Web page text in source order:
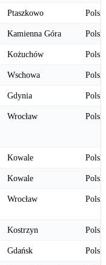
Ptaszkowo
Kamienna Góra
Kożuchów
Wschowa
Gdynia
Wrocław
Kowale
Kowale
Wrocław
Kostrzyn
Gdańsk